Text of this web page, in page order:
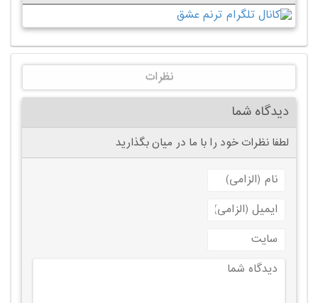
نظرات
دیدگاه شما
لطفا نظرات خود را با ما در میان بگذارید